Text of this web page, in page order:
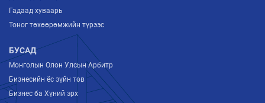
Гадаад хуваарь
Тоног төхөөрөмжийн түрээс
БУСАД
Монголын Олон Улсын Арбитр
Бизнесийн ёс зүйн төв
Бизнес ба Хүний эрх